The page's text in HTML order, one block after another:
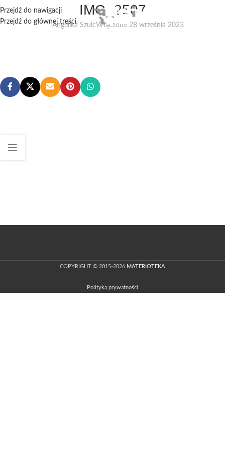
Przejdź do nawigacji
Przejdź do głównej treści
IMG_2507
Angelika SzulcWłączone 28 września 2023
COPYRIGHT © 2015-2026 MATERIOTEKA
Polityka prywatności